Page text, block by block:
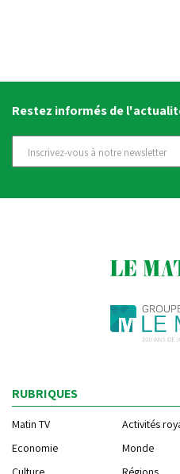
Restez informés de
RUBRIQUES
Matin TV Activités
Economie
Monde